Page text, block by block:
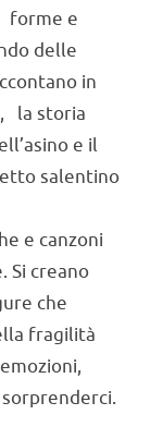
rubando
di
tecniche del
e ombre,
segreti
Lo spazio
un grande
forme e
delle
in